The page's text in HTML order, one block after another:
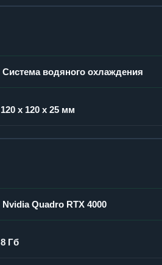
Система водяного охлаждения
120 x 120 x 25 мм
Nvidia Quadro RTX 4000
8 Гб